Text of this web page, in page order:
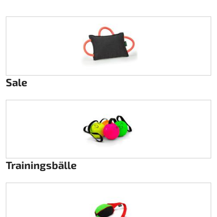
Sale
Trainingsbälle
Plastik CIK Dynamica
Plastik Zubehör
Radsterne